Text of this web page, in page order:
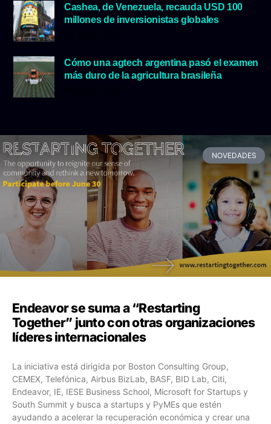
Cashea, de Venezuela, recauda USD 100
millones de inversionistas globales
Cómo una agtech argentina pasó el examen
más duro de la agricultura brasileña
NOVEDADES
Endeavor se suma a “Restarting
Together” junto con otras organizaciones
líderes internacionales
La iniciativa está dirigida por Boston Consulting Group,
CEMEX, Telefónica, Airbus BizLab, BASF, BID Lab, Citi,
Endeavor, IE, IESE Business School, Microsoft for Startups y
South Summit y busca a startups y PyMEs que estén
ayudando a acelerar la recuperación económica y crear una